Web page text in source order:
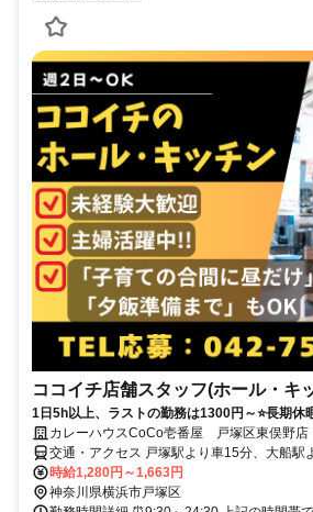
ココイチ店舗スタッフ(ホール・キ
1日5h以上、ラストの勤務は1300円～⭐長期休
カレーハウスCoCo壱番屋 戸塚区東俣野店
交通・アクセス 戸塚駅より車15分、大船駅
ク・自転車通勤OK！
時給1,280円～1,663円
神奈川県横浜市戸塚区